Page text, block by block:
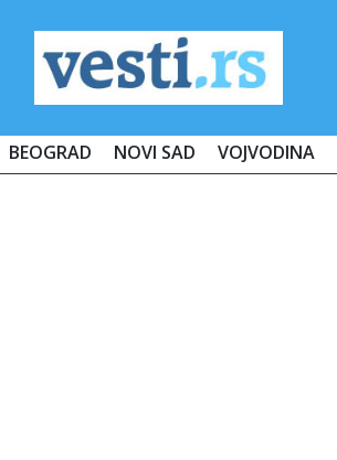
BEOGRAD NOVI SAD VOJVODINA